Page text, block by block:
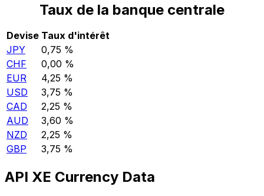
Taux de la banque centrale
Devise Taux d'intérêt
JPY
0,75 %
CHF
0,00 %
EUR
4,25 %
USD
3,75 %
CAD
2,25 %
AUD
3,60 %
NZD
2,25 %
GBP
3,75 %
API XE Currency Data